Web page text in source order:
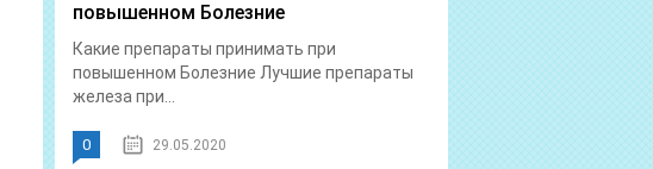
повышенном Болезние
Какие препараты принимать при
повышенном Болезние Лучшие препараты
железа при...
0 29.05.2020